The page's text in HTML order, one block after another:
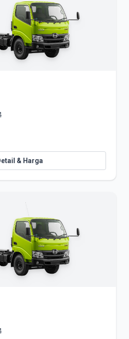
& Harga